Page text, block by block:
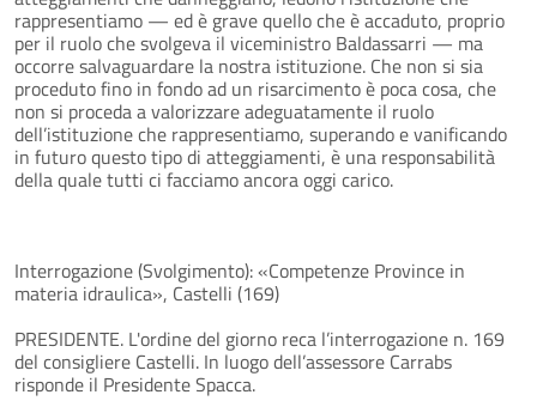
rappresentiamo — ed è grave quello che è accaduto, proprio
per il ruolo che svolgeva il viceministro Baldassarri — ma
occorre salvaguardare la nostra istituzione. Che non si sia
proceduto fino in fondo ad un risarcimento è poca cosa, che
non si proceda a valorizzare adeguatamente il ruolo
dell’istituzione che rappresentiamo, superando e vanificando
in futuro questo tipo di atteggiamenti, è una responsabilità
della quale tutti ci facciamo ancora oggi carico.
Interrogazione (Svolgimento): «Competenze Province in
materia idraulica», Castelli (169)
PRESIDENTE. L'ordine del giorno reca l’interrogazione n. 169
del consigliere Castelli. In luogo dell’assessore Carrabs
risponde il Presidente Spacca.